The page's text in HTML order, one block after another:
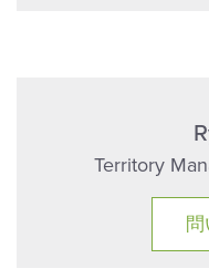
Territory